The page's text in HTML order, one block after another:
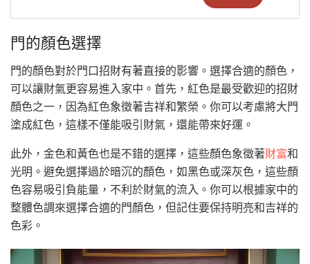
門的顏色選擇
門的顏色對於門口招財有著直接的影響。選擇合適的顏色，
可以讓財氣更容易進入家中。首先，紅色是最受歡迎的招財
顏色之一，因為紅色象徵著吉祥和繁榮。你可以考慮將大門
塗成紅色，這樣不僅能吸引財氣，還能帶來好運。
此外，金色和黃色也是不錯的選擇，這些顏色象徵著財富和
光明。避免選擇過於暗沉的顏色，如黑色或深灰色，這些顏
色容易吸引負能量，不利於財氣的流入。你可以根據家中的
整體色調來選擇合適的門顏色，但記住要保持明亮和吉祥的
色彩。